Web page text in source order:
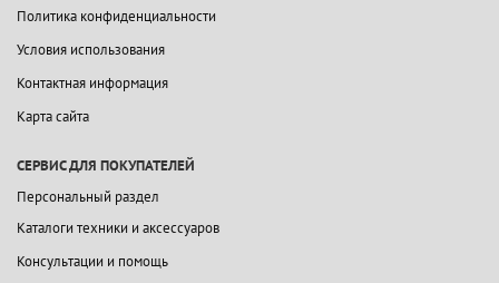
Политика конфиденциальности
Условия использования
Контактная информация
Карта сайта
СЕРВИС ДЛЯ ПОКУПАТЕЛЕЙ
Персональный раздел
Каталоги техники и аксессуаров
Консультации и помощь